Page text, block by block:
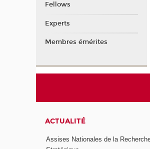
Fellows
Experts
Membres émérites
ACTUALITÉ
Assises Nationales de la